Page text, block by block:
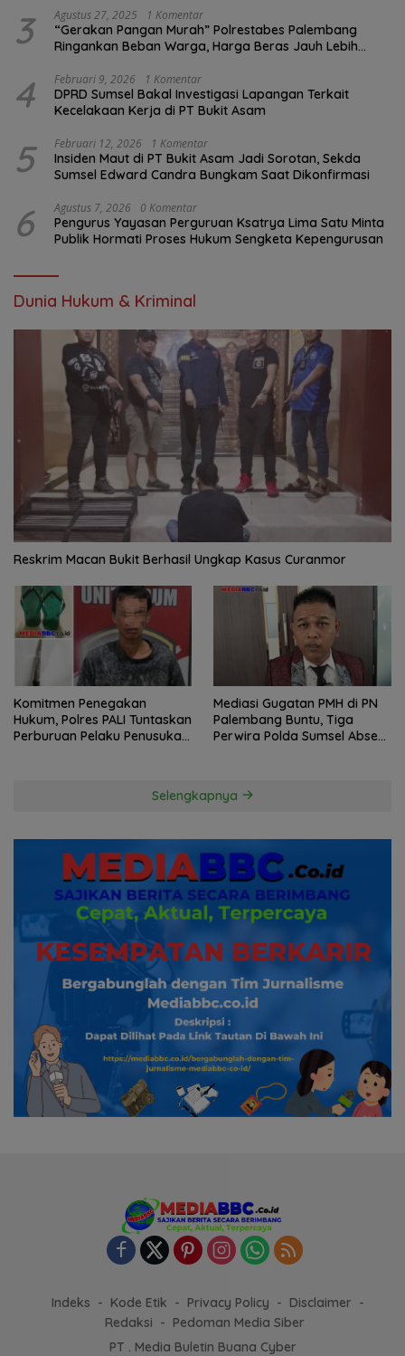
3 Agustus 27, 2025 1 Komentar
“Gerakan Pangan Murah” Polrestabes Palembang
Ringankan Beban Warga, Harga Beras Jauh Lebih
4 Februari 9, 2026 1 Komentar
DPRD Sumsel Bakal Investigasi Lapangan Terkait
Kecelakaan Kerja di PT Bukit Asam
5 Februari 12, 2026 1 Komentar
Insiden Maut di PT Bukit Asam Jadi Sorotan, Sekda
Sumsel Edward Candra Bungkam Saat Dikonfirmasi
6 Agustus 7, 2026 0 Komentar
Pengurus Yayasan Perguruan Ksatrya Lima Satu Minta
Publik Hormati Proses Hukum Sengketa Kepengurusan
Dunia Hukum & Kriminal
Reskrim Macan Bukit Berhasil Ungkap Kasus Curanmor
Komitmen Penegakan
Hukum, Polres PALI Tuntaskan
Perburuan Pelaku Penusukan
Mediasi Gugatan PMH di PN
Palembang Buntu, Tiga
Perwira Polda Sumsel Absen,
Selengkapnya
Indeks Kode Etik Privacy Policy
Disclaimer
Redaksi
Pedoman Media Siber
PT . Media Buletin Buana Cyber